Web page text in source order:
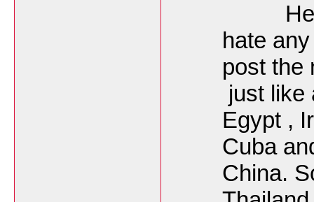
Hey
hate
post the
just like
Egypt ,
Cuba
China.